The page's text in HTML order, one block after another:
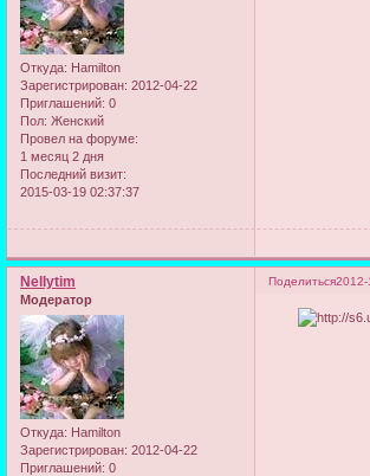
Откуда: Hamilton
Зарегистрирован: 2012-04-22
Приглашений: 0
Пол: Женский
Провел на форуме:
1 месяц 2 дня
Последний визит:
2015-03-19 02:37:37
Поделиться2012-
Nellytim
Модератор
Откуда: Hamilton
Зарегистрирован: 2012-04-22
Приглашений: 0